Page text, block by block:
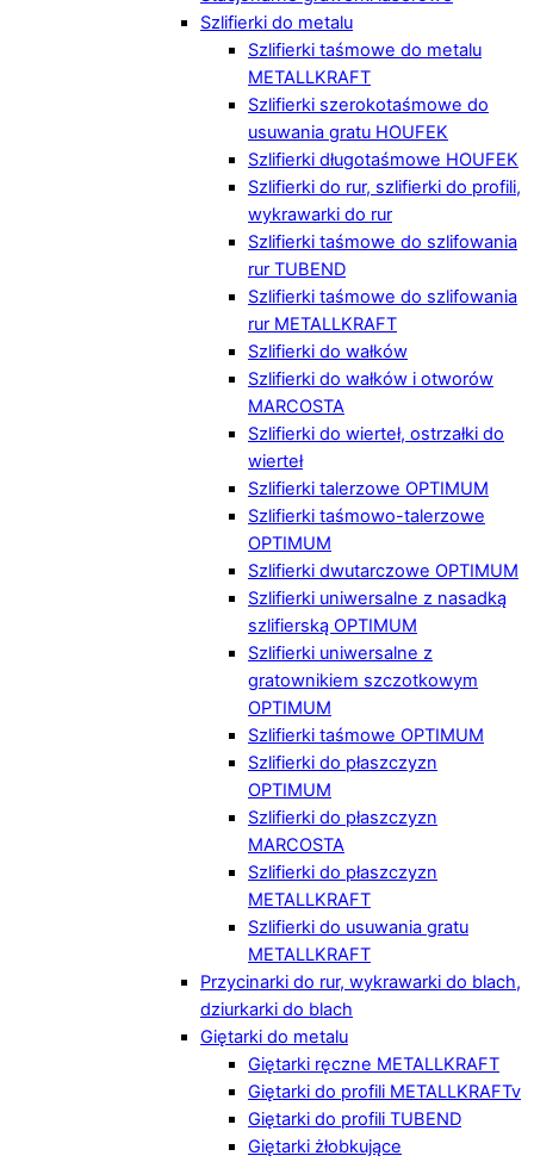
Szlifierki do metalu
Szlifierki taśmowe do metalu
METALLKRAFT
Szlifierki szerokotaśmowe do
usuwania gratu HOUFEK
Szlifierki długotaśmowe HOUFEK
Szlifierki do rur, szlifierki do profili,
wykrawarki do rur
Szlifierki taśmowe do szlifowania
rur TUBEND
Szlifierki taśmowe do szlifowania
rur METALLKRAFT
Szlifierki do wałków
Szlifierki do wałków i otworów
MARCOSTA
Szlifierki do wierteł, ostrzałki do
wierteł
Szlifierki talerzowe OPTIMUM
Szlifierki taśmowo-talerzowe
OPTIMUM
Szlifierki dwutarczowe OPTIMUM
Szlifierki uniwersalne z nasadką
szlifierską OPTIMUM
Szlifierki uniwersalne z
gratownikiem szczotkowym
OPTIMUM
Szlifierki taśmowe OPTIMUM
Szlifierki do płaszczyzn
OPTIMUM
Szlifierki do płaszczyzn
MARCOSTA
Szlifierki do płaszczyzn
METALLKRAFT
Szlifierki do usuwania gratu
METALLKRAFT
Przycinarki do rur, wykrawarki do blach,
dziurkarki do blach
Giętarki do metalu
Giętarki ręczne METALLKRAFT
Giętarki do profili METALLKRAFTv
Giętarki do profili TUBEND
Giętarki żłobkujące